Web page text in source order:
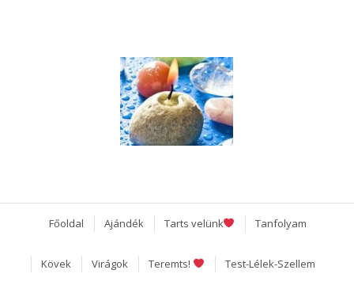
Főoldal Ajándék Tarts velünk Tanfolyam
Kövek Virágok Teremts! Test-Lélek-Szellem